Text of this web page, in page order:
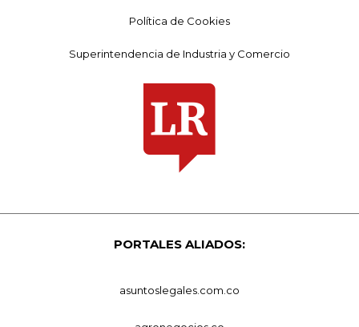
Política de Cookies
Superintendencia de Industria y Comercio
PORTALES ALIADOS:
asuntoslegales.com.co